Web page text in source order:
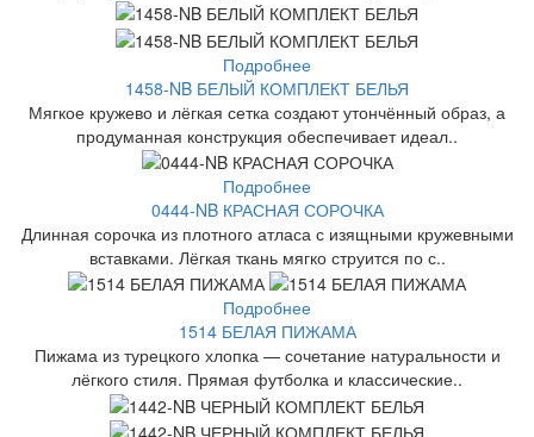
Подробнее
1458-NB БЕЛЫЙ КОМПЛЕКТ БЕЛЬЯ
Мягкое кружево и лёгкая сетка создают утончённый образ, а
продуманная конструкция обеспечивает идеал..
Подробнее
0444-NB КРАСНАЯ СОРОЧКА
Длинная сорочка из плотного атласа с изящными кружевными
вставками. Лёгкая ткань мягко струится по с..
Подробнее
1514 БЕЛАЯ ПИЖАМА
Пижама из турецкого хлопка — сочетание натуральности и
лёгкого стиля. Прямая футболка и классические..